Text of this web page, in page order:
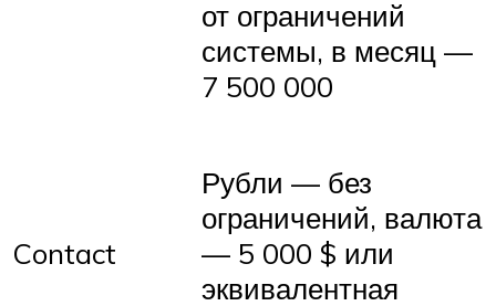
от ограничений
системы, в месяц —
7 500 000
Contact
Рубли — без
ограничений, валюта
— 5 000 $ или
эквивалентная